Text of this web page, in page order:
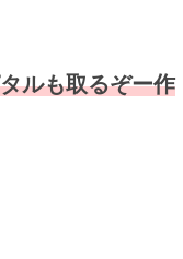
ルも取るぞー作